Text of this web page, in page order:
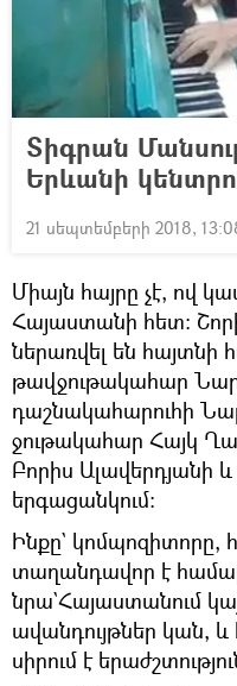
Տիգրան
Երևանի
21 սեպտեմբերի 2018,
Միայն հայրը չէ, ով
Հայաստանի հետ։
ներառվել են հայտնի
թավջութակահար
դաշնակահարուհի
ջութակահար Հայկ
Բորիս Ալավերդյանի
երգացանկում։
Ինքը` կոմպոզիտորը,
տաղանդավոր է
նրա`Հայաստանում
ավանդույթներ կան,
սիրում է